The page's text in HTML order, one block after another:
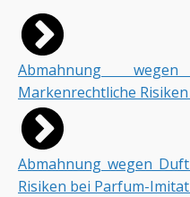
Abmahnung
Markenrechtliche
Abmahnung wegen
Risiken bei Parfum-